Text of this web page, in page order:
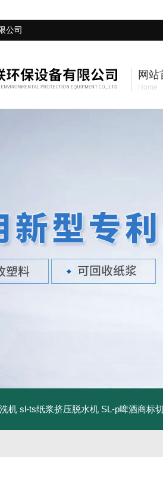
公司
网站
Home
机 sl-ts纸浆挤压脱水机 SL-p啤酒商标